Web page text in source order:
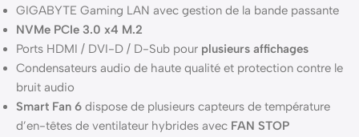
GIGABYTE Gaming LAN avec gestion de la bande passante
NVMe PCIe 3.0 x4 M.2
Ports HDMI / DVI-D / D-Sub pour plusieurs affichages
Condensateurs audio de haute qualité et protection contre le
bruit audio
Smart Fan 6 dispose de plusieurs capteurs de température
d’en-têtes de ventilateur hybrides avec FAN STOP